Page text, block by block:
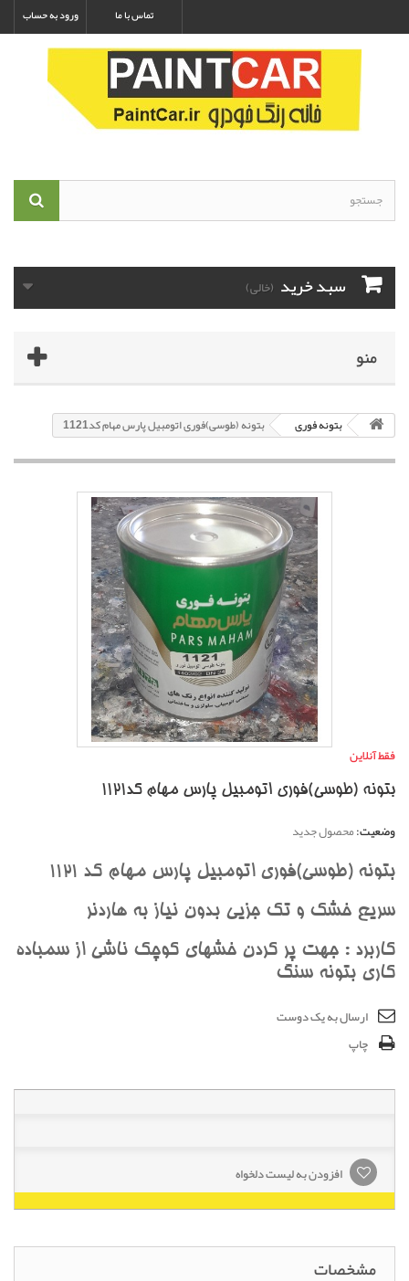
ورود به حساب تماس با ما
سبد خرید (خالی)
منو
بتونه فوری بتونه (طوسی)فوری اتومبیل پارس مهام کد1121
فقط آنلاین
بتونه (طوسی)فوری اتومبیل پارس مهام کد1121
وضعیت:محصول جدید
بتونه (طوسی)فوری اتومبیل پارس مهام کد 1121
سریع خشک و تک جزیی بدون نیاز به هاردنر
کاربرد : جهت پر کردن خشهای کوچک ناشی از سمباده
کاری بتونه سنگ
ارسال به یک دوست
چاپ
افزودن به لیست دلخواه
مشخصات